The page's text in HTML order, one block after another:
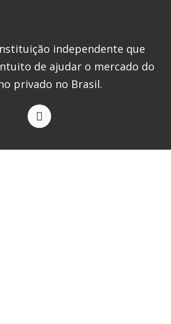
independente que
de ajudar o mercado do
privado no Brasil.